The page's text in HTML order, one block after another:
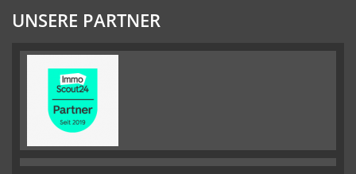
UNSERE PARTNER